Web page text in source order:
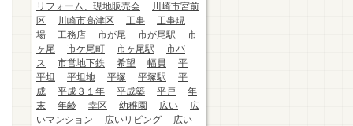
リフォーム、現地販売会
川崎市宮前
区
川崎市高津区 工事
工事現
場
工務店 市が尾 市が尾駅
市
ヶ尾
市ケ尾町 市ヶ尾駅
市バ
ス
市営地下鉄 希望 幅員
平
平坦
平坦地 平塚 平塚駅
平
成
平成３１年 平成築 平戸
年
末
年齢 幸区 幼稚園 広い
広
いマンション
広いリビング
広い